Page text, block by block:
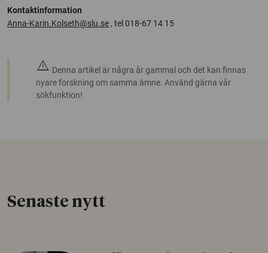
Kontaktinformation
Anna-Karin.Kolseth@slu.se , tel 018-67 14 15
warning Denna artikel är några år gammal och det kan finnas
nyare forskning om samma ämne. Använd gärna vår
sökfunktion!
Senaste nytt